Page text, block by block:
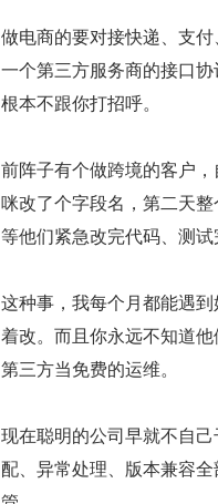
做电商的要对接快递、支
一个第三方服务商的接口
根本不跟你打招呼。
前阵子有个做跨境的客户
咪改了个字段名，第二天
等他们紧急改完代码、测试
这种事，我每个月都能遇
着改。而且你永远不知道
第三方当免费的运维。
现在聪明的公司早就不自
配、异常处理、版本兼容